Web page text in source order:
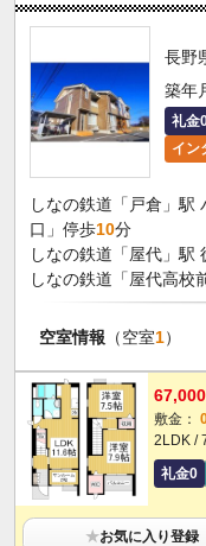
長野
築年
礼金
イン
しなの鉄道「戸倉」駅
口」停歩10分
しなの鉄道「屋代」駅
しなの鉄道「屋代高校
空室情報 （空室1）
敷金：
2LDK /
礼金0
★お気に入り登録